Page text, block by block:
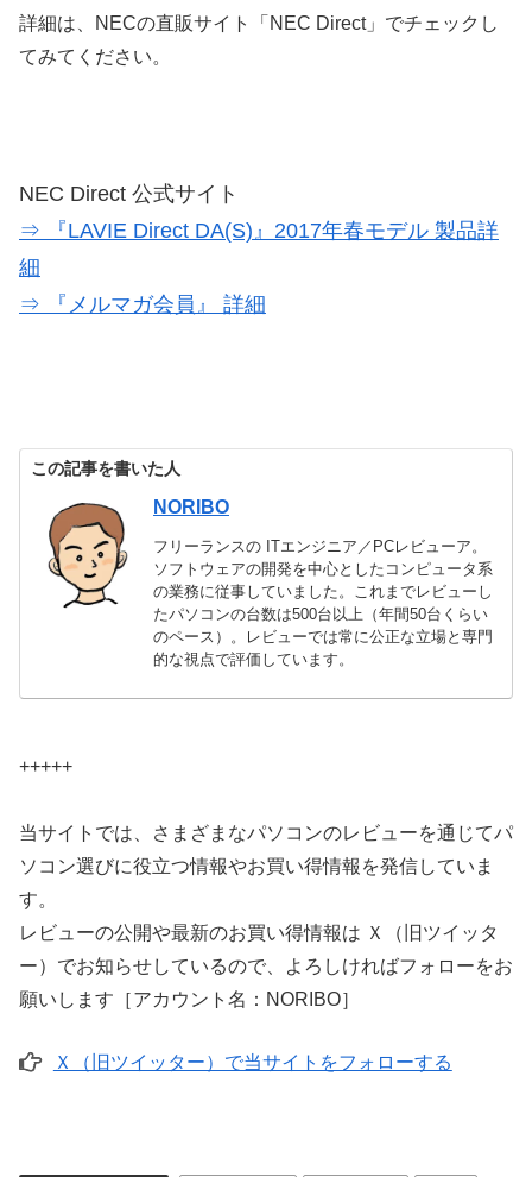
詳細は、NECの直販サイト「NEC Direct」でチェックし
てみてください。
NEC Direct 公式サイト
⇒ 『LAVIE Direct DA(S)』2017年春モデル 製品詳
細
⇒ 『メルマガ会員』 詳細
この記事を書いた人
NORIBO
フリーランスの ITエンジニア／PCレビューア。
ソフトウェアの開発を中心としたコンピュータ系
の業務に従事していました。これまでレビューし
たパソコンの台数は500台以上（年間50台くらい
のペース）。レビューでは常に公正な立場と専門
的な視点で評価しています。
+++++
当サイトでは、さまざまなパソコンのレビューを通じてパ
ソコン選びに役立つ情報やお買い得情報を発信していま
す。
レビューの公開や最新のお買い得情報は Ｘ（旧ツイッタ
ー）でお知らせしているので、よろしければフォローをお
願いします［アカウント名：NORIBO］
Ｘ（旧ツイッター）で当サイトをフォローする